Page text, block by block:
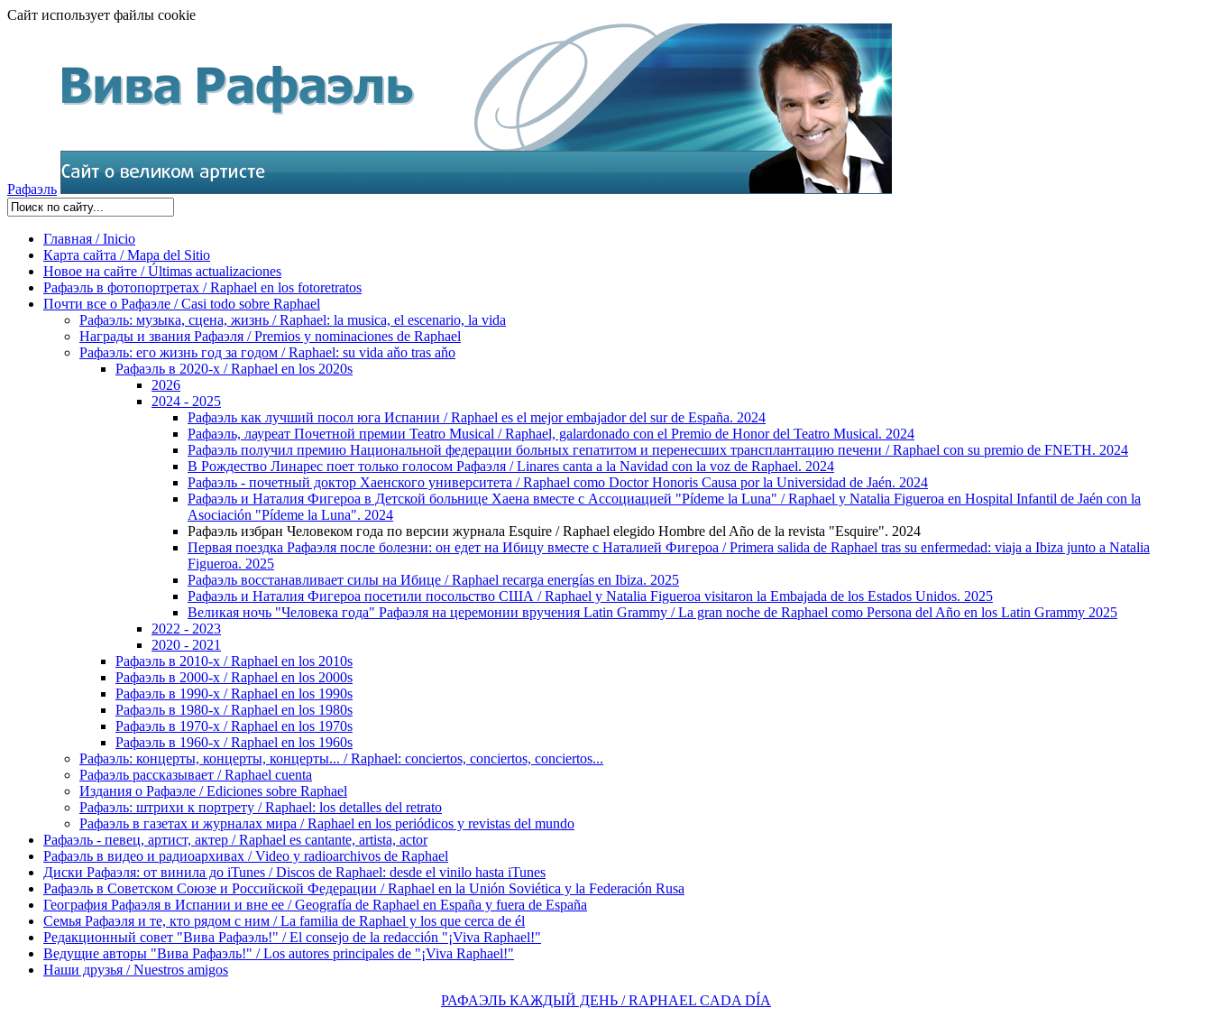
Сайт использует файлы cookie
Рафаэль
Главная / Inicio
Карта сайта / Mapa del Sitio
Новое на сайте / Últimas actualizaciones
Рафаэль в фотопортретах / Raphael en los fotoretratos
Почти все о Рафаэле / Casi todo sobre Raphael
Рафаэль: музыка, сцена, жизнь / Raphael: la musica, el escenario, la vida
Награды и звания Рафаэля / Premios y nominaciones de Raphael
Рафаэль: его жизнь год за годом / Raphael: su vida aňo tras aňo
Рафаэль в 2020-х / Raphael en los 2020s
2026
2024 - 2025
Рафаэль как лучший посол юга Испании / Raphael es el mejor embajador del sur de España. 2024
Рафаэль, лауреат Почетной премии Teatro Musical / Raphael, galardonado con el Premio de Honor del Teatro Musical. 2024
Рафаэль получил премию Национальной федерации больных гепатитом и перенесших трансплантацию печени / Raphael con su premiо de FNETH. 2024
В Рождество Линарес поет только голосом Рафаэля / Linares canta a la Navidad con la voz de Raphael. 2024
Рафаэль - почетный доктор Хаенского университета / Raphael como Doctor Honoris Causa por la Universidad de Jaén. 2024
Рафаэль и Наталия Фигероа в Детской больнице Хаена вместе с Ассоциацией "Pídeme la Luna" / Raphael y Natalia Figueroa en Hospital Infantil de Jaén con la
Asociación "Pídeme la Luna". 2024
Рафаэль избран Человеком года по версии журнала Esquire / Raphael elegido Hombre del Año de la revista "Esquire". 2024
Первая поездка Рафаэля после болезни: он едет на Ибицу вместе с Наталией Фигероа / Primera salida de Raphael tras su enfermedad: viaja a Ibiza junto a Natalia
Figuerоa. 2025
Рафаэль восстанавливает силы на Ибице / Raphael recarga energías en Ibiza. 2025
Рафаэль и Наталия Фигероа посетили посольство США / Raphael y Natalia Figueroa visitaron la Embajada de los Estados Unidos. 2025
Великая ночь "Человека года" Рафаэля на церемонии вручения Latin Grammy / La gran noche de Raphael como Persona del Año en los Latin Grammy 2025
2022 - 2023
2020 - 2021
Рафаэль в 2010-х / Raphael en los 2010s
Рафаэль в 2000-х / Raphael en los 2000s
Рафаэль в 1990-х / Raphael en los 1990s
Рафаэль в 1980-х / Raphael en los 1980s
Рафаэль в 1970-х / Raphael en los 1970s
Рафаэль в 1960-х / Raphael en los 1960s
Рафаэль: концерты, концерты, концерты... / Raphael: conciertos, сonciertos, сonciertos...
Рафаэль рассказывает / Raphael cuenta
Издания о Рафаэле / Ediciones sobre Raphael
Рафаэль: штрихи к портрету / Raphael: los detalles del retrato
Рафаэль в газетах и журналах мира / Raphael en los periódicos y revistas del mundo
Рафаэль - певец, артист, актер / Raphael es cantante, artista, actor
Рафаэль в видео и радиоархивах / Video y radioarchivos de Raphael
Диски Рафаэля: от винила до iTunes / Discos de Raphael: desde el vinilo hasta iTunes
Рафаэль в Советском Союзе и Российской Федерации / Raphael en la Unión Soviética y la Federación Rusa
География Рафаэля в Испании и вне ее / Geografía de Raphael en España y fuera de España
Семья Рафаэля и те, кто рядом с ним / La familia de Raphael y los que cerca de él
Редакционный совет "Вива Рафаэль!" / El consejo de la redacción "¡Viva Raphael!"
Ведущие авторы "Вива Рафаэль!" / Los autores principales de "¡Viva Raphael!"
Наши друзья / Nuestros amigos
РАФАЭЛЬ КАЖДЫЙ ДЕНЬ / RAPHAEL CADA DÍA